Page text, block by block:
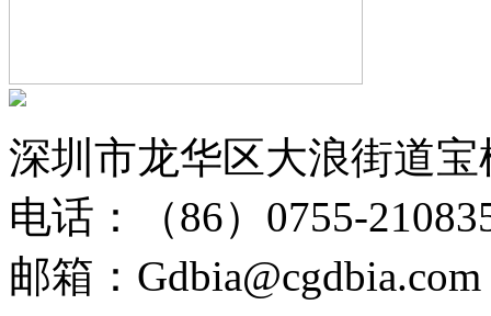
深圳市龙华区大浪街道
电话：（86）0755-
邮箱：Gdbia@cgdbia.com